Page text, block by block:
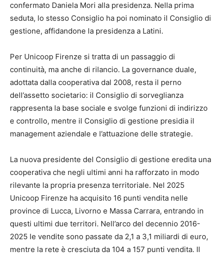
confermato Daniela Mori alla presidenza. Nella prima
seduta, lo stesso Consiglio ha poi nominato il Consiglio di
gestione, affidandone la presidenza a Latini.
Per Unicoop Firenze si tratta di un passaggio di
continuità, ma anche di rilancio. La governance duale,
adottata dalla cooperativa dal 2008, resta il perno
dell’assetto societario: il Consiglio di sorveglianza
rappresenta la base sociale e svolge funzioni di indirizzo
e controllo, mentre il Consiglio di gestione presidia il
management aziendale e l’attuazione delle strategie.
La nuova presidente del Consiglio di gestione eredita una
cooperativa che negli ultimi anni ha rafforzato in modo
rilevante la propria presenza territoriale. Nel 2025
Unicoop Firenze ha acquisito 16 punti vendita nelle
province di Lucca, Livorno e Massa Carrara, entrando in
questi ultimi due territori. Nell’arco del decennio 2016-
2025 le vendite sono passate da 2,1 a 3,1 miliardi di euro,
mentre la rete è cresciuta da 104 a 157 punti vendita. Il